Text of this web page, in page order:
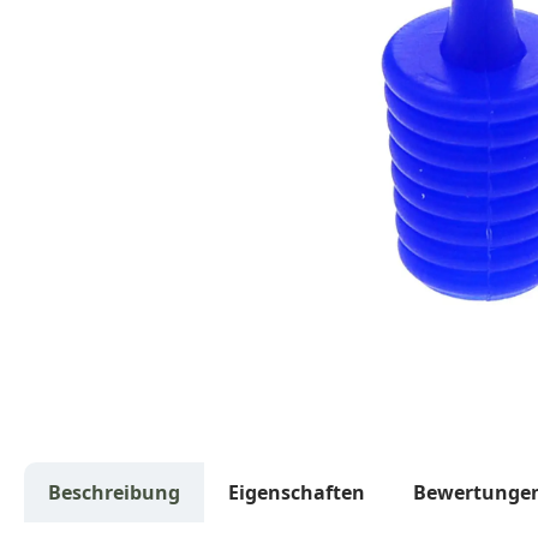
Beschreibung Eigenschaften